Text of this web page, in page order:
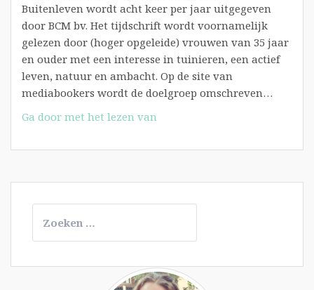
Buitenleven wordt acht keer per jaar uitgegeven
door BCM bv. Het tijdschrift wordt voornamelijk
gelezen door (hoger opgeleide) vrouwen van 35 jaar
en ouder met een interesse in tuinieren, een actief
leven, natuur en ambacht. Op de site van
mediabookers wordt de doelgroep omschreven…
Ga door met het lezen van
Dromen
naar: